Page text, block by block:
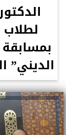
بمسابقة
الديني”